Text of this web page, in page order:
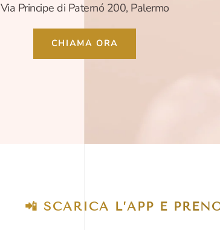
Via Principe di Paternó 200, Palermo
CHIAMA ORA
📲 SCARICA L’APP E